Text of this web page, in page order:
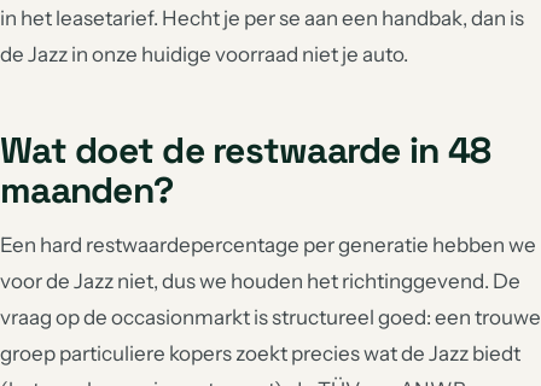
in het leasetarief. Hecht je per se aan een handbak, dan is
de Jazz in onze huidige voorraad niet je auto.
Wat doet de restwaarde in 48
maanden?
Een hard restwaardepercentage per generatie hebben we
voor de Jazz niet, dus we houden het richtinggevend. De
vraag op de occasionmarkt is structureel goed: een trouwe
groep particuliere kopers zoekt precies wat de Jazz biedt